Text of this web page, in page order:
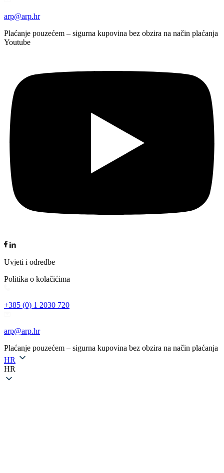
arp@arp.hr
Plaćanje pouzećem – sigurna kupovina bez obzira na način plaćanja
Youtube
Uvjeti i odredbe
Politika o kolačićima
+385 (0) 1 2030 720
arp@arp.hr
Plaćanje pouzećem – sigurna kupovina bez obzira na način plaćanja
HR
HR